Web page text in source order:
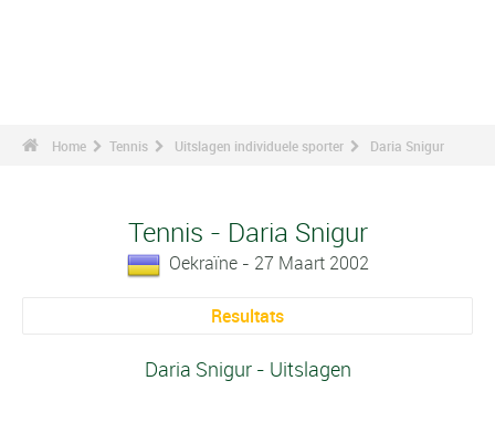
Home Tennis Uitslagen individuele sporter Daria Snigur
Tennis - Daria Snigur
Oekraïne - 27 Maart 2002
Resultats
Daria Snigur - Uitslagen